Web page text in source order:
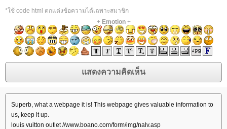
*ใช้ code html ตกแต่งข้อความได้เฉพาะสมาชิก
+ Emotion+
Superb, what a webpage it is! This webpage gives valuable information to
us, keep it up.
louis vuitton outlet //www.boano.com/form/img/nalv.asp